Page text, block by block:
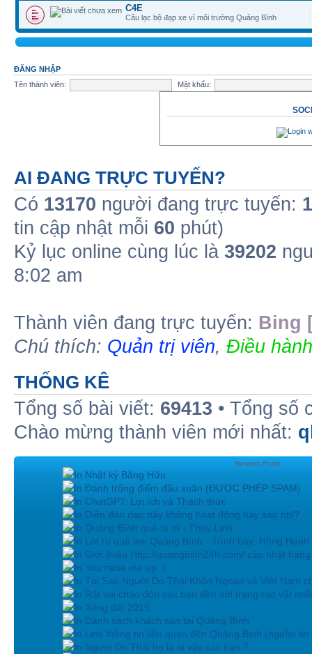
C4E
Câu lạc bộ đạp xe vì môi trường Quảng Bình
ĐĂNG NHẬP
Tên thành viên:
Mật khẩu:
AI ĐANG TRỰC TUYẾN?
Có 13170 người đang trực tuyến: 1
tin cập nhật mỗi 60 phút)
Kỷ lục online cùng lúc là 39202
8:02 am
Thành viên đang trực tuyến: Bing
Chú thích: Quản trị viên, Điều
THỐNG KÊ
Tổng số bài viết: 69413 • Tổng số
Chào mừng thành viên mới nhất:
Newest Posts
In Nhật ký Bằng Hữu
In Đánh trống điểm đầu xuân (ĐƯỢC PHÉP SPAM)
In ChatGPT: Lợi ích và Thách thức
In Diễn đàn dạo này không hoạt động hay sao nhỉ?
In Quảng Bình quê ta ơi - Thùy Linh
In Lời ru quê mẹ Quảng Bình - Trình bày: Hồng Hạnh
In Giới thiệu Http://quangbinh24h.com/ cập nhật
In You raise me up :)
In Tại Sao Người Do Thái Khôn Ngoan và Việt Nam
In Rất vui chào đón các bạn đền với trang rao vặt
In Xông đất 2015
In Danh sách khách sạn tại Quảng Bình
In Link thông tin liên quan đến Quảng Binh (nguồn tin
In Người Do Thái họ là ai vậy các bạn ?